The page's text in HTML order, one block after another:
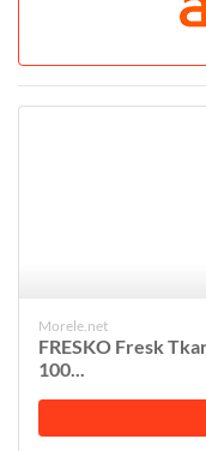
Morele.net
FRESKO Fresk
100...